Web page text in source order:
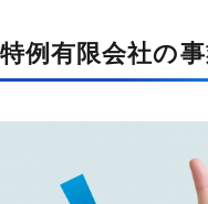
特例有限会社の